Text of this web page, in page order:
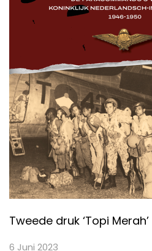
Tweede druk ‘Topi
6 Juni 2023